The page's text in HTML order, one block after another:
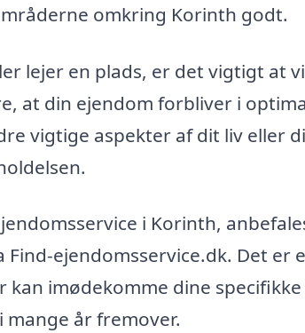
omkring Korinth godt.
lejer en plads, er det vigtigt at
at din ejendom forbliver i
vigtige aspekter af dit liv eller
i Korinth,
ejendomsservice.dk. Det er
imødekomme dine specifikke
mange år fremover.